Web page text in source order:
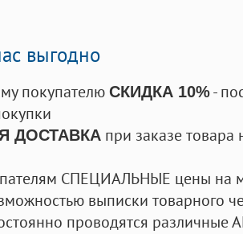
выгодно
покупателю СКИДКА 10%-
ДОСТАВКА при заказе
СПЕЦИАЛЬНЫЕ цены на
выписки товарного
проводятся